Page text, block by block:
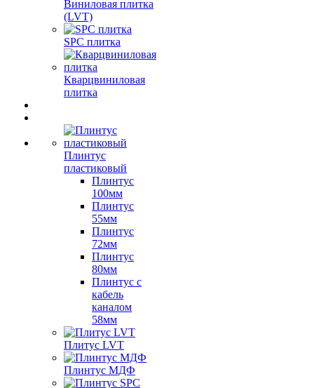
Виниловая плитка
(LVT)
SPC плитка
Кварцвиниловая
плитка
Плинтус
пластиковый
Плинтус
100мм
Плинтус
55мм
Плинтус
72мм
Плинтус
80мм
Плинтус с
кабель
каналом
58мм
Плитус LVT
Плинтус МДФ